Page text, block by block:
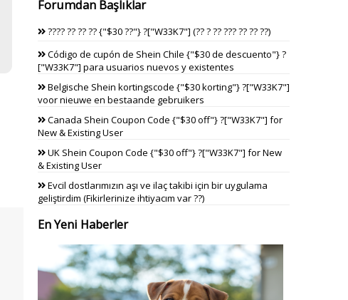
Forumdan Başlıklar
???? ?? ?? ?? {"$30 ??"} ?["W33K7"] (?? ? ?? ??? ?? ?? ??)
Código de cupón de Shein Chile {"$30 de descuento"} ?
["W33K7"] para usuarios nuevos y existentes
Belgische Shein kortingscode {"$30 korting"} ?["W33K7"]
voor nieuwe en bestaande gebruikers
Canada Shein Coupon Code {"$30 off"} ?["W33K7"] for
New & Existing User
UK Shein Coupon Code {"$30 off"} ?["W33K7"] for New
& Existing User
Evcil dostlarımızın aşı ve ilaç takibi için bir uygulama
geliştirdim (Fikirlerinize ihtiyacım var ??)
En Yeni Haberler